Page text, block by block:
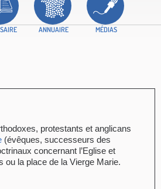
ANNUAIRE MÉDIAS
protestants et anglicans
(évêques, successeurs des
concernant l’Eglise et
la place de la Vierge Marie.